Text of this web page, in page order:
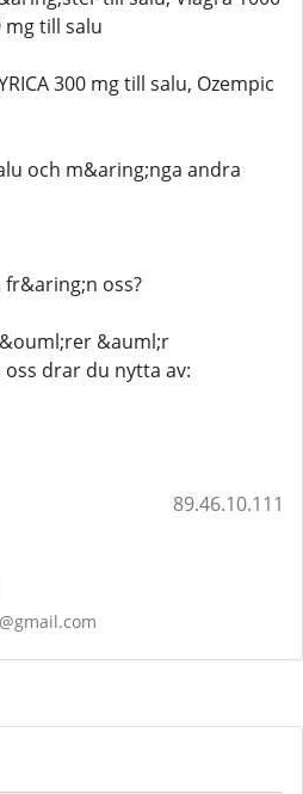
mg till salu
300 mg till salu, Ozempic
och m&aring;nga andra
oss?
&auml;r
drar du nytta av:
89.46.10.111